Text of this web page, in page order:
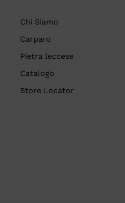
Chi Siamo
Carparo
Pietra leccese
Catalogo
Store Locator